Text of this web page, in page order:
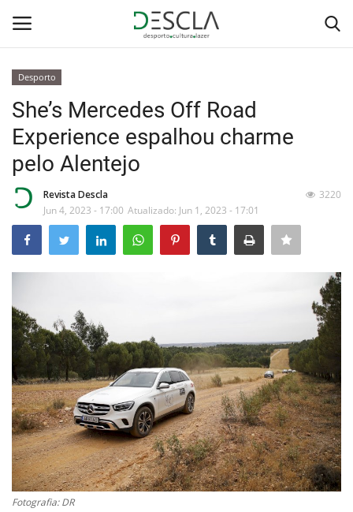
Home
...by Descla
Desporto
Sobre Nós
Educação
Estatuto Editorial
Saúde
Ficha técnica
Cultura
Desporto
She’s Mercedes Off Road
Experience espalhou charme
pelo Alentejo
Revista Descla
Jun 4, 2023 - 17:00 Atualizado: Jun 1, 2023 - 17:01
3220
Fotografia: DR